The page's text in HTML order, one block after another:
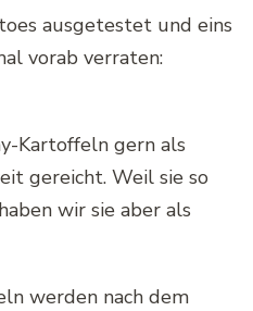
ausgetestet und eins
vorab verraten:
Kartoffeln gern als
gereicht. Weil sie so
wir sie aber als
werden nach dem